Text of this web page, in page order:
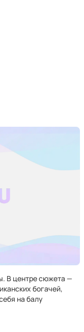
В центре сюжета —
богачей,
на балу